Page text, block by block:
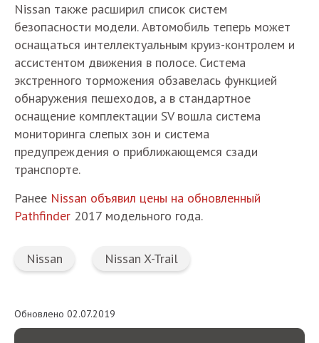
Nissan также расширил список систем
безопасности модели. Автомобиль теперь может
оснащаться интеллектуальным круиз-контролем и
ассистентом движения в полосе. Система
экстренного торможения обзавелась функцией
обнаружения пешеходов, а в стандартное
оснащение комплектации SV вошла система
мониторинга слепых зон и система
предупреждения о приближающемся сзади
транспорте.
Ранее Nissan объявил цены на обновленный
Pathfinder 2017 модельного года.
Nissan Nissan X-Trail
Обновлено 02.07.2019